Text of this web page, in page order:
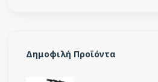
Δημοφιλή Προϊόντα